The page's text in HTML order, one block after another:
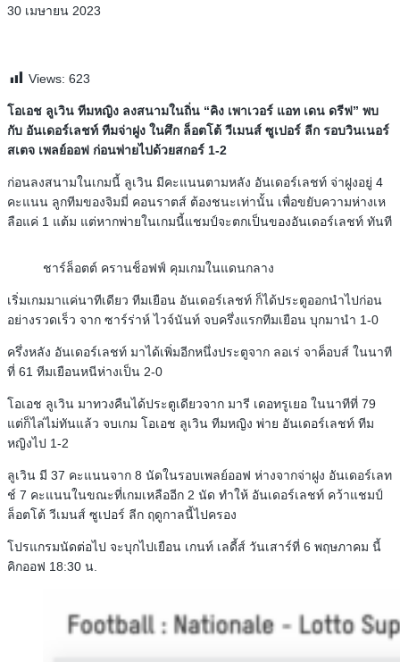
30 เมษายน 2023
Views: 623
โอเอช ลูเวิน ทีมหญิง ลงสนามในถิ่น “คิง เพาเวอร์ แอท เดน ดรีฟ” พบ
กับ อันเดอร์เลชท์ ทีมจ่าฝูง ในศึก ล็อตโต้ วีเมนส์ ซูเปอร์ ลีก รอบวินเนอร์
สเตจ เพลย์ออฟ ก่อนพ่ายไปด้วยสกอร์ 1-2
ก่อนลงสนามในเกมนี้ ลูเวิน มีคะแนนตามหลัง อันเดอร์เลชท์ จ่าฝูงอยู่ 4
คะแนน ลูกทีมของจิมมี่ คอนราตส์ ต้องชนะเท่านั้น เพื่อขยับความห่างเห
ลือแค่ 1 แต้ม แต่หากพ่ายในเกมนี้แชมป์จะตกเป็นของอันเดอร์เลชท์ ทันที
ชาร์ล็อตต์ ครานช็อฟฟ์ คุมเกมในแดนกลาง
เริ่มเกมมาแค่นาทีเดียว ทีมเยือน อันเดอร์เลชท์​ ก็ได้ประตูออกนำไปก่อน
อย่างรวดเร็ว จาก ซาร์ร่าห์ ไวจ์นันท์ จบครึ่งแรกทีมเยือน บุกมานำ 1-0
ครึ่งหลัง อันเดอร์เลชท์ มาได้เพิ่มอีกหนึ่งประตูจาก ลอเร่ จาค็อบส์ ในนาที
ที่ 61 ทีมเยือนหนีห่างเป็น 2-0
โอเอช ลูเวิน มาทวงคืนได้ประตูเดียวจาก มารี เดอทรูเยอ ในนาทีที่ 79
แต่ก็ไล่ไม่ทันแล้ว จบเกม โอเอช ลูเวิน ทีมหญิง พ่าย อันเดอร์เลชท์ ทีม
หญิงไป 1-2
ลูเวิน มี 37 คะแนนจาก 8 นัดในรอบเพลย์ออฟ ห่างจากจ่าฝูง อันเดอร์เลท
ช์ 7 คะแนนในขณะที่เกมเหลืออีก 2 นัด ทำให้ อันเดอร์เลชท์ คว้าแชมป์
ล็อตโต้ วีเมนส์ ซูเปอร์ ลีก ฤดูกาลนี้ไปครอง
โปรแกรมนัดต่อไป จะบุกไปเยือน เกนท์ เลดี้ส์ วันเสาร์ที่ 6 พฤษภาคม นี้
คิกออฟ 18:30 น.